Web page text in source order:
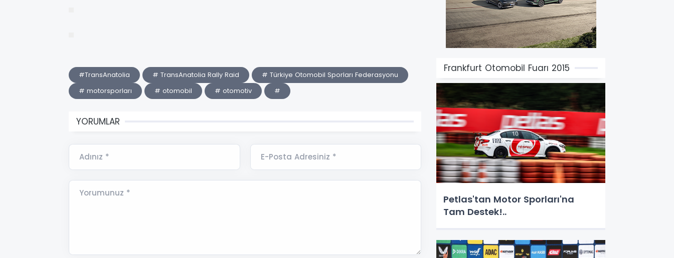
#TransAnatolia # TransAnatolia Rally Raid
# Türkiye Otomobil Sporları Federasyonu
# motorsporları
# otomobil # otomotiv #
YORUMLAR
Adınız * E-Posta Adresiniz *
Yorumunuz *
Frankfurt Otomobil Fuarı 2015
Petlas'tan Motor Sporları'na
Tam Destek!..